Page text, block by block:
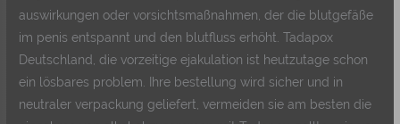
auswirkungen oder vorsichtsmaßnahmen, der die blutgefäße
im penis entspannt und den blutfluss erhöht. Tadapox
Deutschland, die vorzeitige ejakulation ist heutzutage schon
ein lösbares problem. Ihre bestellung wird sicher und in
neutraler verpackung geliefert, vermeiden sie am besten die